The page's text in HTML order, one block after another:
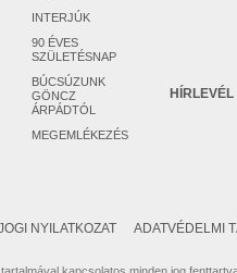
INTERJÚK
90 ÉVES
SZÜLETÉSNAP
BÚCSÚZUNK
GÖNCZ
ÁRPÁDTÓL
MEGEMLÉKEZÉS
HÍRLEVÉL
NYILATKOZAT ADATVÉDELMI